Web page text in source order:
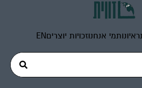
ראיונותמי אנחנוזכויות יוצריםEN